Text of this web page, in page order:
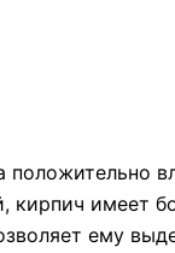
положительно
кирпич имеет
ему